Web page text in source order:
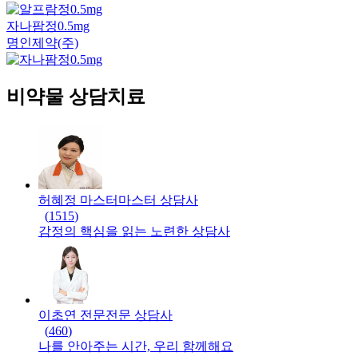
자나팜정0.5mg
명인제약(주)
비약물 상담치료
허혜정 마스터 마스터 상담사
(1515)
감정의 핵심을 읽는 노련한 상담사
이초연 전문전문 상담사
(460)
나를 안아주는 시간, 우리 함께해요